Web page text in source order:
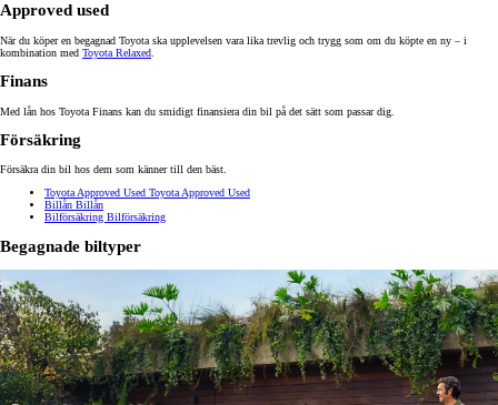
Approved used
När du köper en begagnad Toyota ska upplevelsen vara lika trevlig och trygg som om du köpte en ny – i
kombination med Toyota Relaxed
Finans
Med lån hos Toyota Finans kan du smidigt finansiera din bil på det sätt som passar dig.
Försäkring
Försäkra din bil hos dem som känner till den bäst.
Toyota Approved Used Toyota Approved Used
Billån Billån
Bilförsäkring Bilförsäkring
Begagnade biltyper